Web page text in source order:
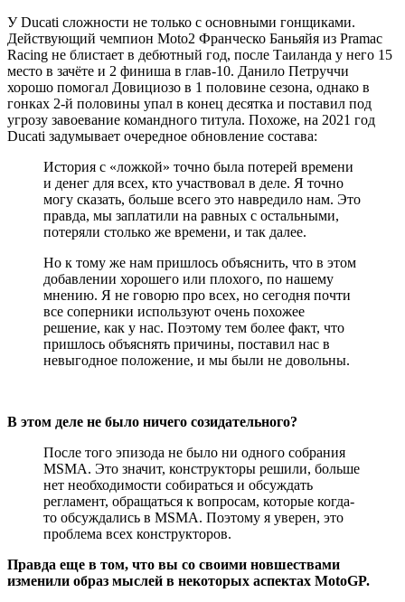
У Ducati сложности не только с основными гонщиками.
Действующий чемпион Moto2 Франческо Баньяйя из Pramac
Racing не блистает в дебютный год, после Таиланда у него 15
место в зачёте и 2 финиша в глав-10. Данило Петруччи
хорошо помогал Довициозо в 1 половине сезона, однако в
гонках 2-й половины упал в конец десятка и поставил под
угрозу завоевание командного титула. Похоже, на 2021 год
Ducati задумывает очередное обновление состава:
История с «ложкой» точно была потерей времени
и денег для всех, кто участвовал в деле. Я точно
могу сказать, больше всего это навредило нам. Это
правда, мы заплатили на равных с остальными,
потеряли столько же времени, и так далее.
Но к тому же нам пришлось объяснить, что в этом
добавлении хорошего или плохого, по нашему
мнению. Я не говорю про всех, но сегодня почти
все соперники используют очень похожее
решение, как у нас. Поэтому тем более факт, что
пришлось объяснять причины, поставил нас в
невыгодное положение, и мы были не довольны.
В этом деле не было ничего созидательного?
После того эпизода не было ни одного собрания
MSMA. Это значит, конструкторы решили, больше
нет необходимости собираться и обсуждать
регламент, обращаться к вопросам, которые когда-
то обсуждались в MSMA. Поэтому я уверен, это
проблема всех конструкторов.
Правда еще в том, что вы со своими новшествами
изменили образ мыслей в некоторых аспектах MotoGP.